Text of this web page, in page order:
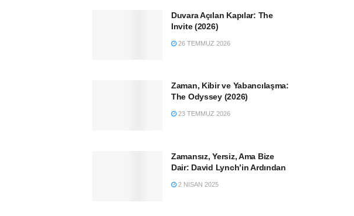
Duvara Açılan Kapılar: The
Invite (2026)
26 TEMMUZ 2026
Zaman, Kibir ve Yabancılaşma:
The Odyssey (2026)
23 TEMMUZ 2026
Zamansız, Yersiz, Ama Bize
Dair: David Lynch’in Ardından
2 NISAN 2025